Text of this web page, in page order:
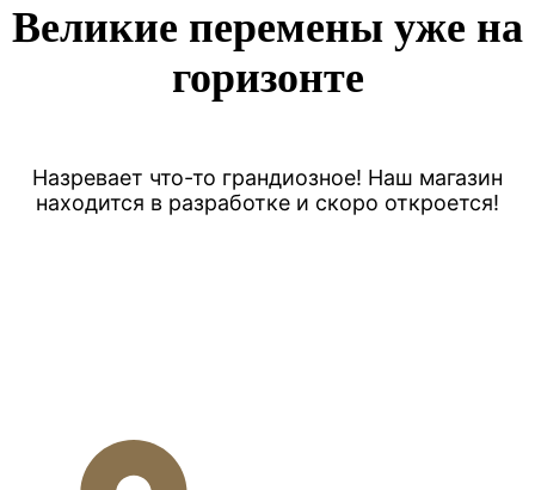
Великие перемены уже на
горизонте
Назревает что-то грандиозное! Наш магазин
находится в разработке и скоро откроется!